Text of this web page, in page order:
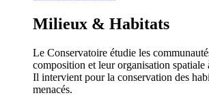
Milieux & Habitats
Le Conservatoire étudie les
composition et leur organisation spatiale
Il intervient pour la conservation des
menacés.